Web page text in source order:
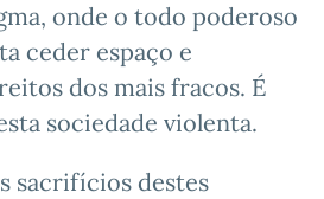
onde o todo poderoso
ceder espaço e
dos mais fracos. É
sociedade violenta.
sacrifícios destes